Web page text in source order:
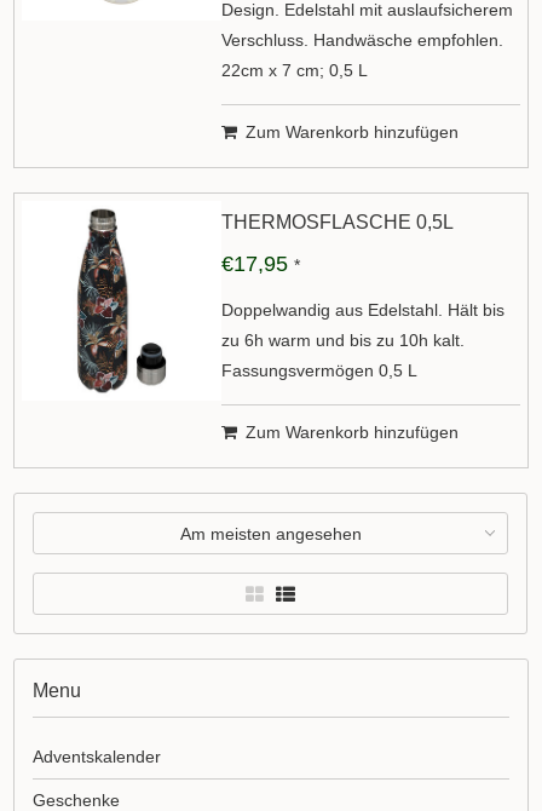
Design. Edelstahl mit auslaufsicherem
Verschluss. Handwäsche empfohlen.
22cm x 7 cm; 0,5 L
Zum Warenkorb hinzufügen
THERMOSFLASCHE 0,5L
€17,95 *
Doppelwandig aus Edelstahl. Hält bis
zu 6h warm und bis zu 10h kalt.
Fassungsvermögen 0,5 L
Zum Warenkorb hinzufügen
Am meisten angesehen
Menu
Adventskalender
Geschenke